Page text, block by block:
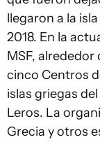
llegaron a la
2018. En la
MSF, alrededor
cinco Centros
islas griegas
Leros. La
Grecia y otros